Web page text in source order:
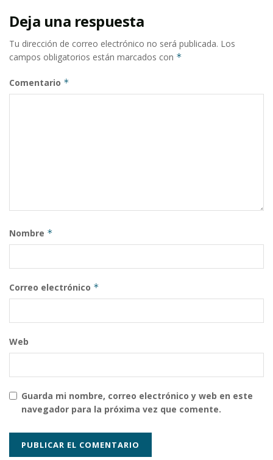
Deja una respuesta
Tu dirección de correo electrónico no será publicada. Los
campos obligatorios están marcados con *
Comentario *
Nombre *
Correo electrónico *
Web
Guarda mi nombre, correo electrónico y web en este
navegador para la próxima vez que comente.